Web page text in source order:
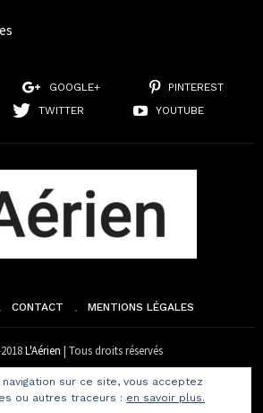
GOOGLE+
PINTEREST
TWITTER YOUTUBE
CONTACT MENTIONS LÉGALES
L'Aérien | Tous droits réservés
sur ce site, vous acceptez
ou autres traceurs : en savoir plus.